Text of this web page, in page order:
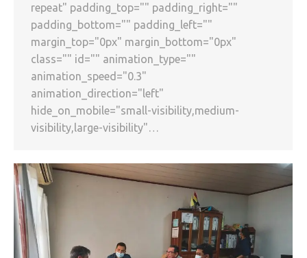
repeat" padding_top="" padding_right=""
padding_bottom="" padding_left=""
margin_top="0px" margin_bottom="0px"
class="" id="" animation_type=""
animation_speed="0.3"
animation_direction="left"
hide_on_mobile="small-visibility,medium-
visibility,large-visibility"…